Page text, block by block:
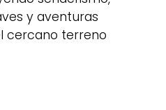
y aventuras
cercano terreno